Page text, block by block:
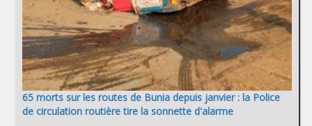
65 morts sur les routes de Bunia depuis janvier : la Police
de circulation routière tire la sonnette d'alarme